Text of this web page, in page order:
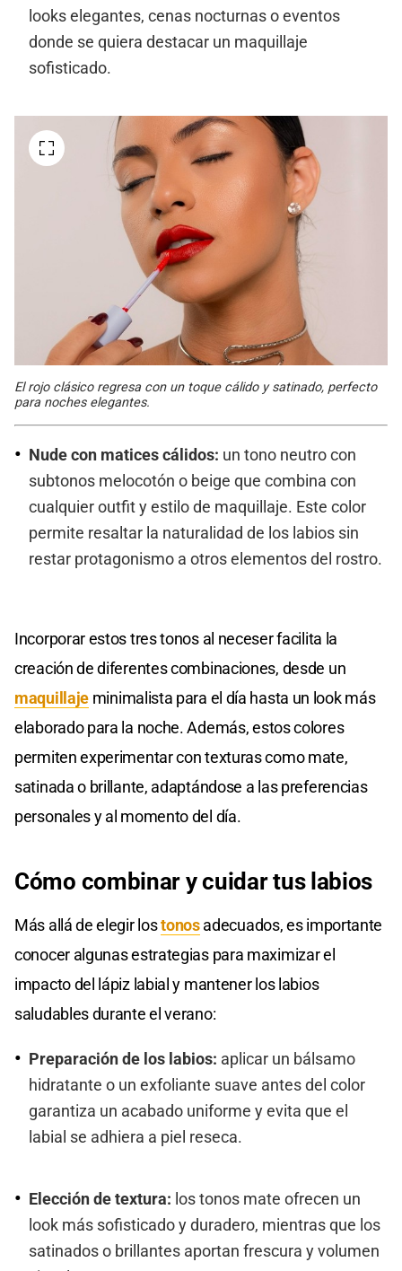
looks elegantes, cenas nocturnas o eventos
donde se quiera destacar un maquillaje
sofisticado.
El rojo clásico regresa con un toque cálido y satinado, perfecto
para noches elegantes.
Nude con matices cálidos: un tono neutro con
subtonos melocotón o beige que combina con
cualquier outfit y estilo de maquillaje. Este color
permite resaltar la naturalidad de los labios sin
restar protagonismo a otros elementos del rostro.
Incorporar estos tres tonos al neceser facilita la
creación de diferentes combinaciones, desde un
maquillaje minimalista para el día hasta un look más
elaborado para la noche. Además, estos colores
permiten experimentar con texturas como mate,
satinada o brillante, adaptándose a las preferencias
personales y al momento del día.
Cómo combinar y cuidar tus labios
Más allá de elegir lostonosadecuados, es importante
conocer algunas estrategias para maximizar el
impacto del lápiz labial y mantener los labios
saludables durante el verano:
Preparación de los labios: aplicar un bálsamo
hidratante o un exfoliante suave antes del color
garantiza un acabado uniforme y evita que el
labial se adhiera a piel reseca.
Elección de textura: los tonos mate ofrecen un
look más sofisticado y duradero, mientras que los
satinados o brillantes aportan frescura y volumen